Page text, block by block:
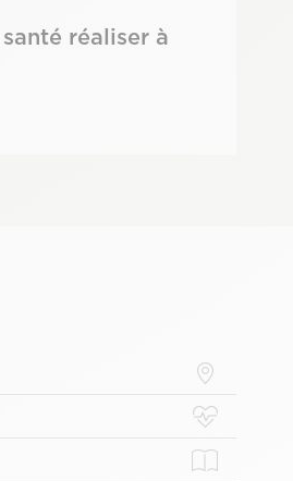
réaliser à